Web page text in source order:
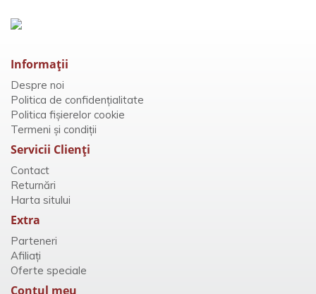
Informaţii
Despre noi
Politica de confidențialitate
Politica fișierelor cookie
Termeni și condiții
Servicii Clienţi
Contact
Returnări
Harta sitului
Extra
Parteneri
Afiliaţi
Oferte speciale
Contul meu